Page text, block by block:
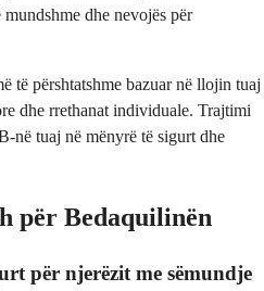
mundshme dhe nevojës për
të përshtatshme bazuar në llojin tuaj
dhe rrethanat individuale. Trajtimi
në tuaj në mënyrë të sigurt dhe
për Bedaquilinën
për njerëzit me sëmundje